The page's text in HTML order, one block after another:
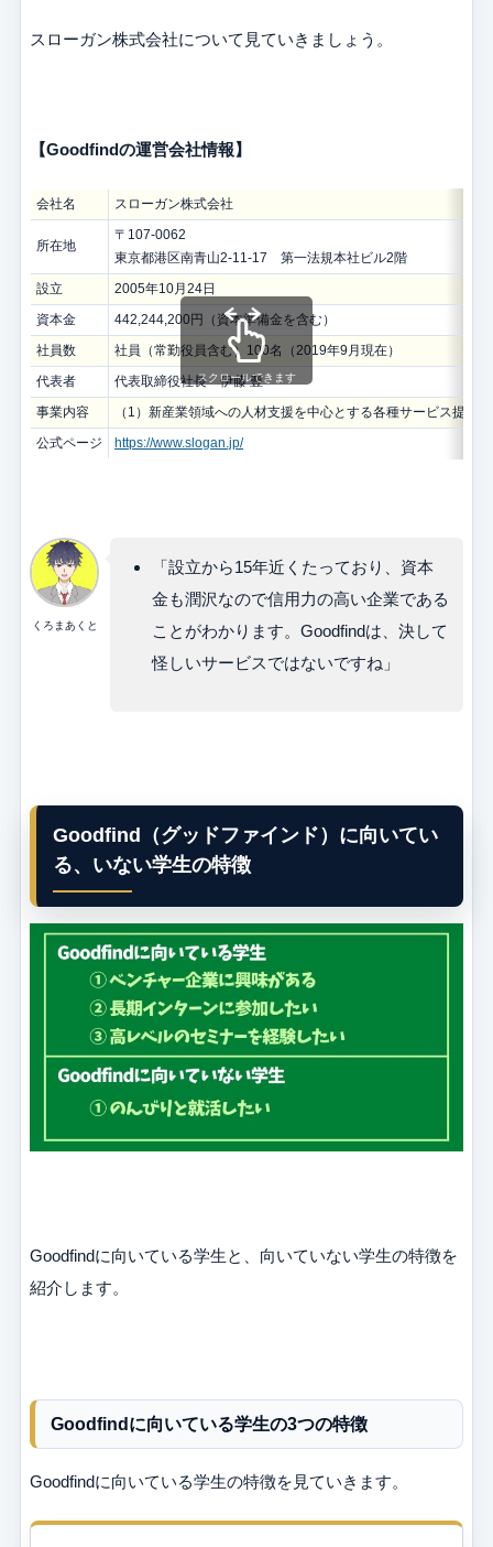
スローガン株式会社について見ていきましょう。
【Goodfindの運営会社情報】
会社名 スローガン株式会社
所在地
〒107-0062
東京都港区南青山2-11-17 第一法規本社ビル2階
設立
‍2005年10月24日
資本金
442,244,200円（資本準備金を含む）
社員数
社員（常勤役員含む）100名（2019年9月現在）
代表者
代表取締役社長 伊藤 豊
事業内容
（1）新産業領域への人材支援を中心とする各種サービス提供
公式ページ
https://www.slogan.jp/
スクロールできます
くろまあくと
「設立から15年近くたっており、資本
金も潤沢なので信用力の高い企業である
ことがわかります。Goodfindは、決して
怪しいサービスではないですね」
Goodfind（グッドファインド）に向いてい
る、いない学生の特徴
Goodfindに向いている学生と、向いていない学生の特徴を
紹介します。
Goodfindに向いている学生の3つの特徴
Goodfindに向いている学生の特徴を見ていきます。